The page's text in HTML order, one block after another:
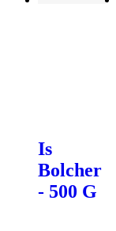
Is
Bolcher
- 500 G